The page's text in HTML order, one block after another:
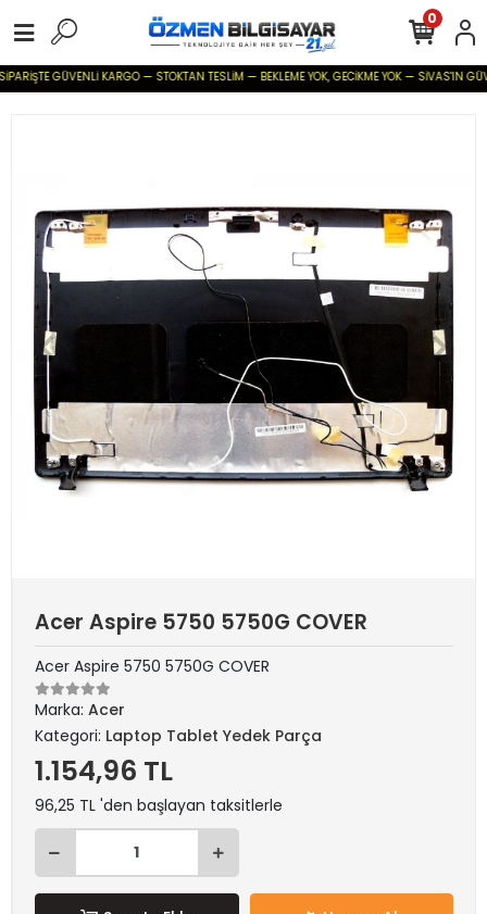
GÜVENLİ KARGO — STOKTAN TESLİM — BEKLEME YOK, GECİKME YOK — SİVAS'IN
0
Acer Aspire 5750 5750G COVER
Acer Aspire 5750 5750G COVER
Marka: Acer
Kategori: Laptop Tablet Yedek Parça
1.154,96 TL
96,25 TL 'den başlayan taksitlerle